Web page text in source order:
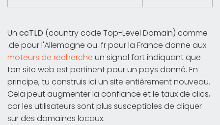
Un ccTLD (country code Top-Level Domain) comme
.de pour l'Allemagne ou .fr pour la France donne aux
moteurs de recherche un signal fort indiquant que
ton site web est pertinent pour un pays donné. En
principe, tu construis ici un site entièrement nouveau.
Cela peut augmenter la confiance et le taux de clics,
car les utilisateurs sont plus susceptibles de cliquer
sur des domaines locaux.